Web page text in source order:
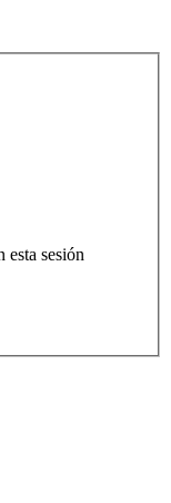
esta sesión